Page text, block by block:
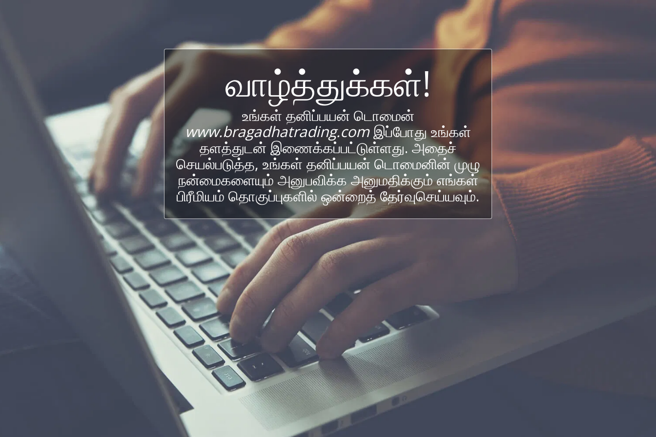
வாழ்த்துக்கள்!
உங்கள் தனிப்பயன் டொமைன்
www.bragadhatrading.comஇப்போது உங்கள்
தளத்துடன் இணைக்கப்பட்டுள்ளது. அதைச்
செயல்படுத்த, உங்கள் தனிப்பயன் டொமைனின் முழு
நன்மைகளையும் அனுபவிக்க அனுமதிக்கும் எங்கள்
பிரீமியம் தொகுப்புகளில் ஒன்றைத் தேர்வுசெய்யவும்.